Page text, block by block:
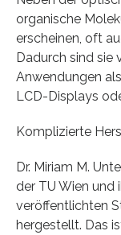
organische
erscheinen, oft
Dadurch sind sie
Anwendungen
LCD-Displays
Komplizierte
Dr. Miriam M.
der TU Wien und
veröffentlichten
hergestellt. Das